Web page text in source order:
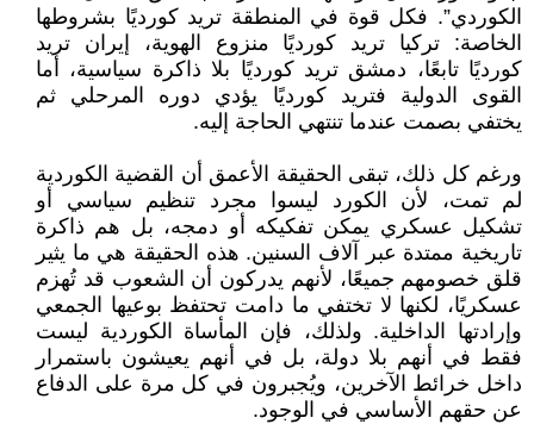
الكوردي”. فكل قوة في المنطقة تريد كورديًا بشروطها
الخاصة: تركيا تريد كورديًا منزوع الهوية، إيران تريد
كورديًا تابعًا، دمشق تريد كورديًا بلا ذاكرة سياسية، أما
القوى الدولية فتريد كورديًا يؤدي دوره المرحلي ثم
يختفي بصمت عندما تنتهي الحاجة إليه.
ورغم كل ذلك، تبقى الحقيقة الأعمق أن القضية الكوردية
لم تمت، لأن الكورد ليسوا مجرد تنظيم سياسي أو
تشكيل عسكري يمكن تفكيكه أو دمجه، بل هم ذاكرة
تاريخية ممتدة عبر آلاف السنين. هذه الحقيقة هي ما يثير
قلق خصومهم جميعًا، لأنهم يدركون أن الشعوب قد تُهزم
عسكريًا، لكنها لا تختفي ما دامت تحتفظ بوعيها الجمعي
وإرادتها الداخلية. ولذلك، فإن المأساة الكوردية ليست
فقط في أنهم بلا دولة، بل في أنهم يعيشون باستمرار
داخل خرائط الآخرين، ويُجبرون في كل مرة على الدفاع
عن حقهم الأساسي في الوجود.